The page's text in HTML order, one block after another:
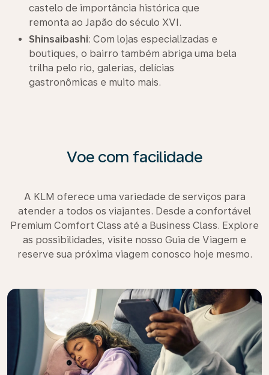
castelo de importância histórica que
remonta ao Japão do século XVI.
Shinsaibashi: Com lojas especializadas e
boutiques, o bairro também abriga uma bela
trilha pelo rio, galerias, delícias
gastronômicas e muito mais.
Voe com facilidade
A KLM oferece uma variedade de serviços para
atender a todos os viajantes. Desde a confortável
Premium Comfort Class até a Business Class. Explore
as possibilidades, visite nosso Guia de Viagem e
reserve sua próxima viagem conosco hoje mesmo.